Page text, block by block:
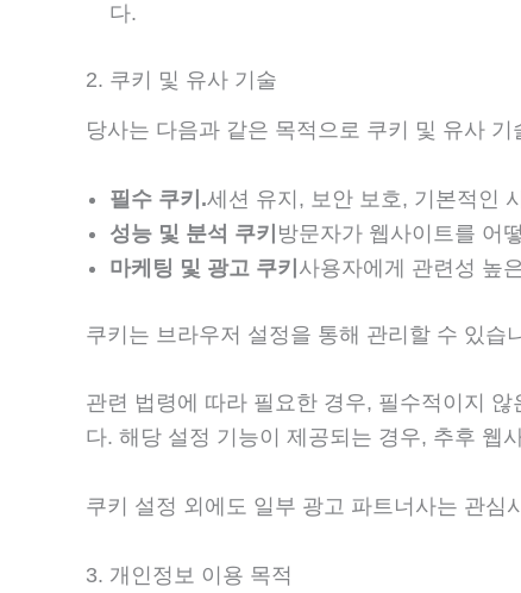
다.
2. 쿠키 및 유사 기술
당사는 다음과 같은 목적으로 쿠키 및 유사 기
필수 쿠키.세션 유지, 보안 보호, 기본적인
성능 및 분석 쿠키 방문자가 웹사이트를 어
마케팅 및 광고 쿠키 사용자에게 관련성 높
쿠키는 브라우저 설정을 통해 관리할 수 있
관련 법령에 따라 필요한 경우, 필수적이지
다. 해당 설정 기능이 제공되는 경우, 추후 웹
쿠키 설정 외에도 일부 광고 파트너사는 관
3. 개인정보 이용 목적